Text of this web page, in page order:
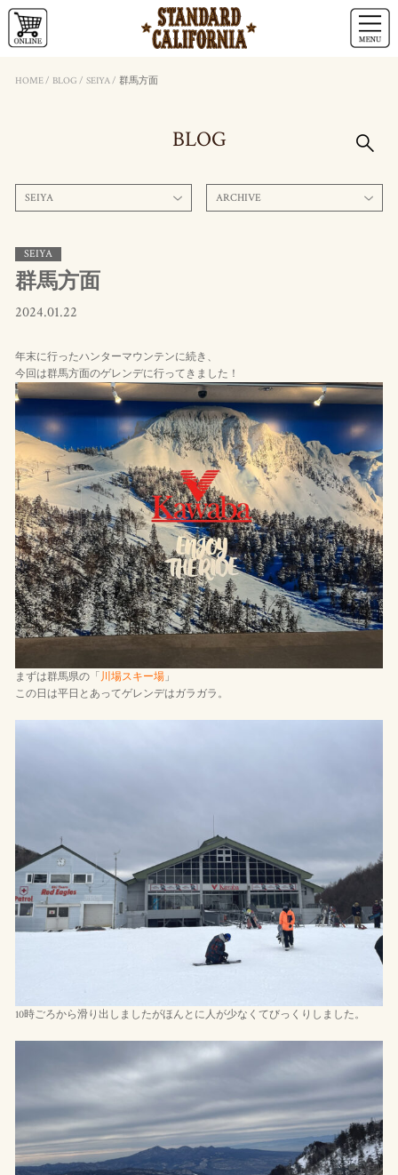
HOME/ BLOG / SEIYA/ 群馬方面
BLOG
SEIYA ARCHIVE
SEIYA
群馬方面
2024.01.22
年末に行ったハンターマウンテンに続き、
今回は群馬方面のゲレンデに行ってきました！
まずは群馬県の「 川場スキー場」
この日は平日とあってゲレンデはガラガラ。
10時ごろから滑り出しましたがほんとに人が少なくてびっくりしました。